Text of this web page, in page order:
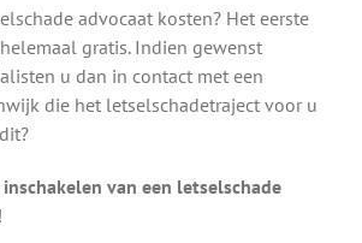
advocaat kosten? Het eerste
gratis. Indien gewenst
u dan in contact met een
die het letselschadetraject voor u
van een letselschade